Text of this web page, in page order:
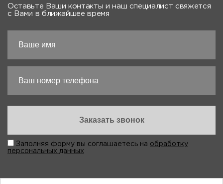
Оставьте Ваши контакты и наш специалист свяжется
с Вами в ближайшее время
Заполняя форму вы соглашаетесь на обработку
персональных данных